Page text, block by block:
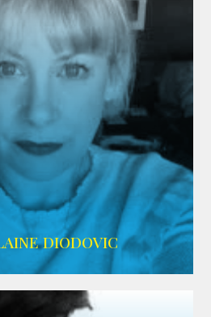
WIKIPEDIA
DIODOVIC